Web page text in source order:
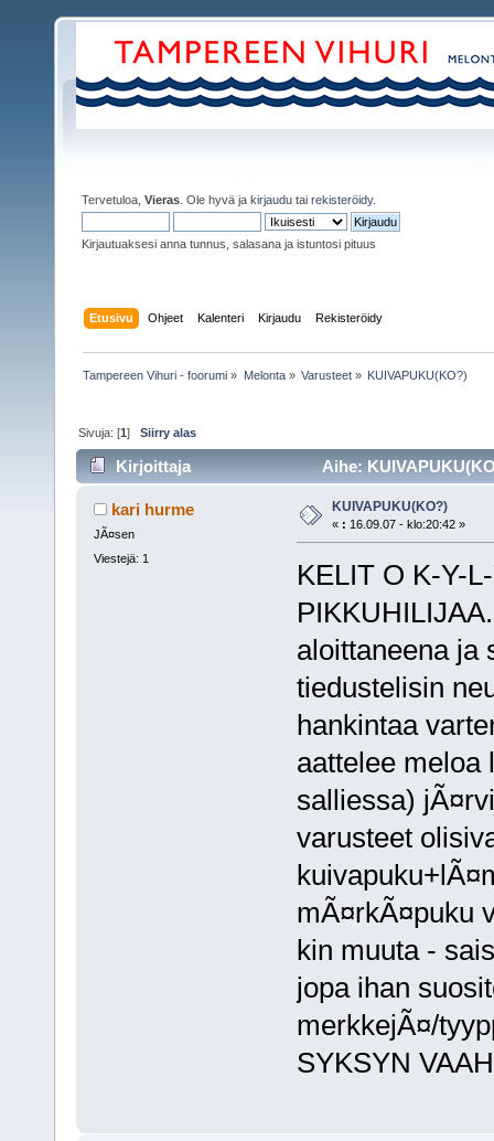
Tervetuloa, Vieras . Ole hyvä ja kirjaudu tai rekisteröidy.
Kirjautuaksesi anna tunnus, salasana ja istuntosi pituus
Etusivu Ohjeet Kalenteri Kirjaudu Rekisteröidy
Tampereen Vihuri - foorumi » Melonta» Varusteet» KUIVAPUKU(KO?)
Sivuja: [1]Siirry alas
Kirjoittaja Aihe:
kari hurme
JÃ¤sen
Viestejä: 1
KUIVAPUKU(KO?)
« : 16.09.07 - klo:20:42 »
KELIT O K-Y-
aloittaneena ja
tiedustelisin
hankintaa
aattelee meloa
salliessa)
varusteet
mÃ¤rkÃ¤puku
kin muuta -
jopa ihan
merkkejÃ¤/
SYKSYN